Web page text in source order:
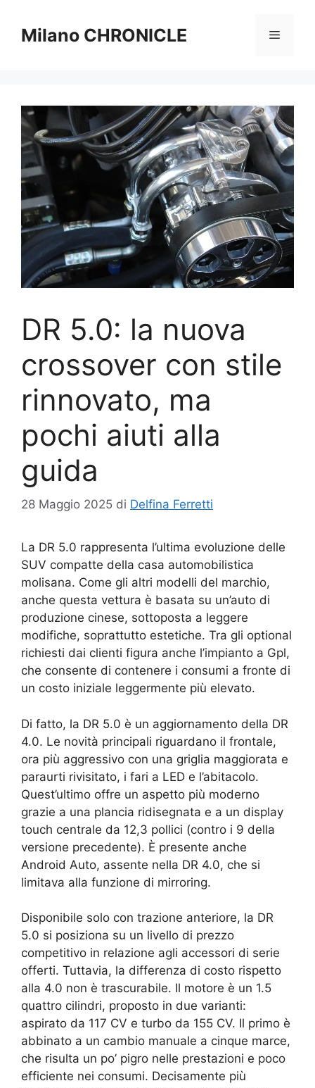
contenuto
Milano CHRONICLE Menu
DR 5.0: la nuova
crossover con stile
rinnovato, ma
pochi aiuti alla
guida
28 Maggio 2025 di Delfina Ferretti
La DR 5.0 rappresenta l’ultima evoluzione delle
SUV compatte della casa automobilistica
molisana. Come gli altri modelli del marchio,
anche questa vettura è basata su un’auto di
produzione cinese, sottoposta a leggere
modifiche, soprattutto estetiche. Tra gli optional
richiesti dai clienti figura anche l’impianto a Gpl,
che consente di contenere i consumi a fronte di
un costo iniziale leggermente più elevato.
Di fatto, la DR 5.0 è un aggiornamento della DR
4.0. Le novità principali riguardano il frontale,
ora più aggressivo con una griglia maggiorata e
paraurti rivisitato, i fari a LED e l’abitacolo.
Quest’ultimo offre un aspetto più moderno
grazie a una plancia ridisegnata e a un display
touch centrale da 12,3 pollici (contro i 9 della
versione precedente). È presente anche
Android Auto, assente nella DR 4.0, che si
limitava alla funzione di mirroring.
Disponibile solo con trazione anteriore, la DR
5.0 si posiziona su un livello di prezzo
competitivo in relazione agli accessori di serie
offerti. Tuttavia, la differenza di costo rispetto
alla 4.0 non è trascurabile. Il motore è un 1.5
quattro cilindri, proposto in due varianti:
aspirato da 117 CV e turbo da 155 CV. Il primo è
abbinato a un cambio manuale a cinque marce,
che risulta un po’ pigro nelle prestazioni e poco
efficiente nei consumi. Decisamente più